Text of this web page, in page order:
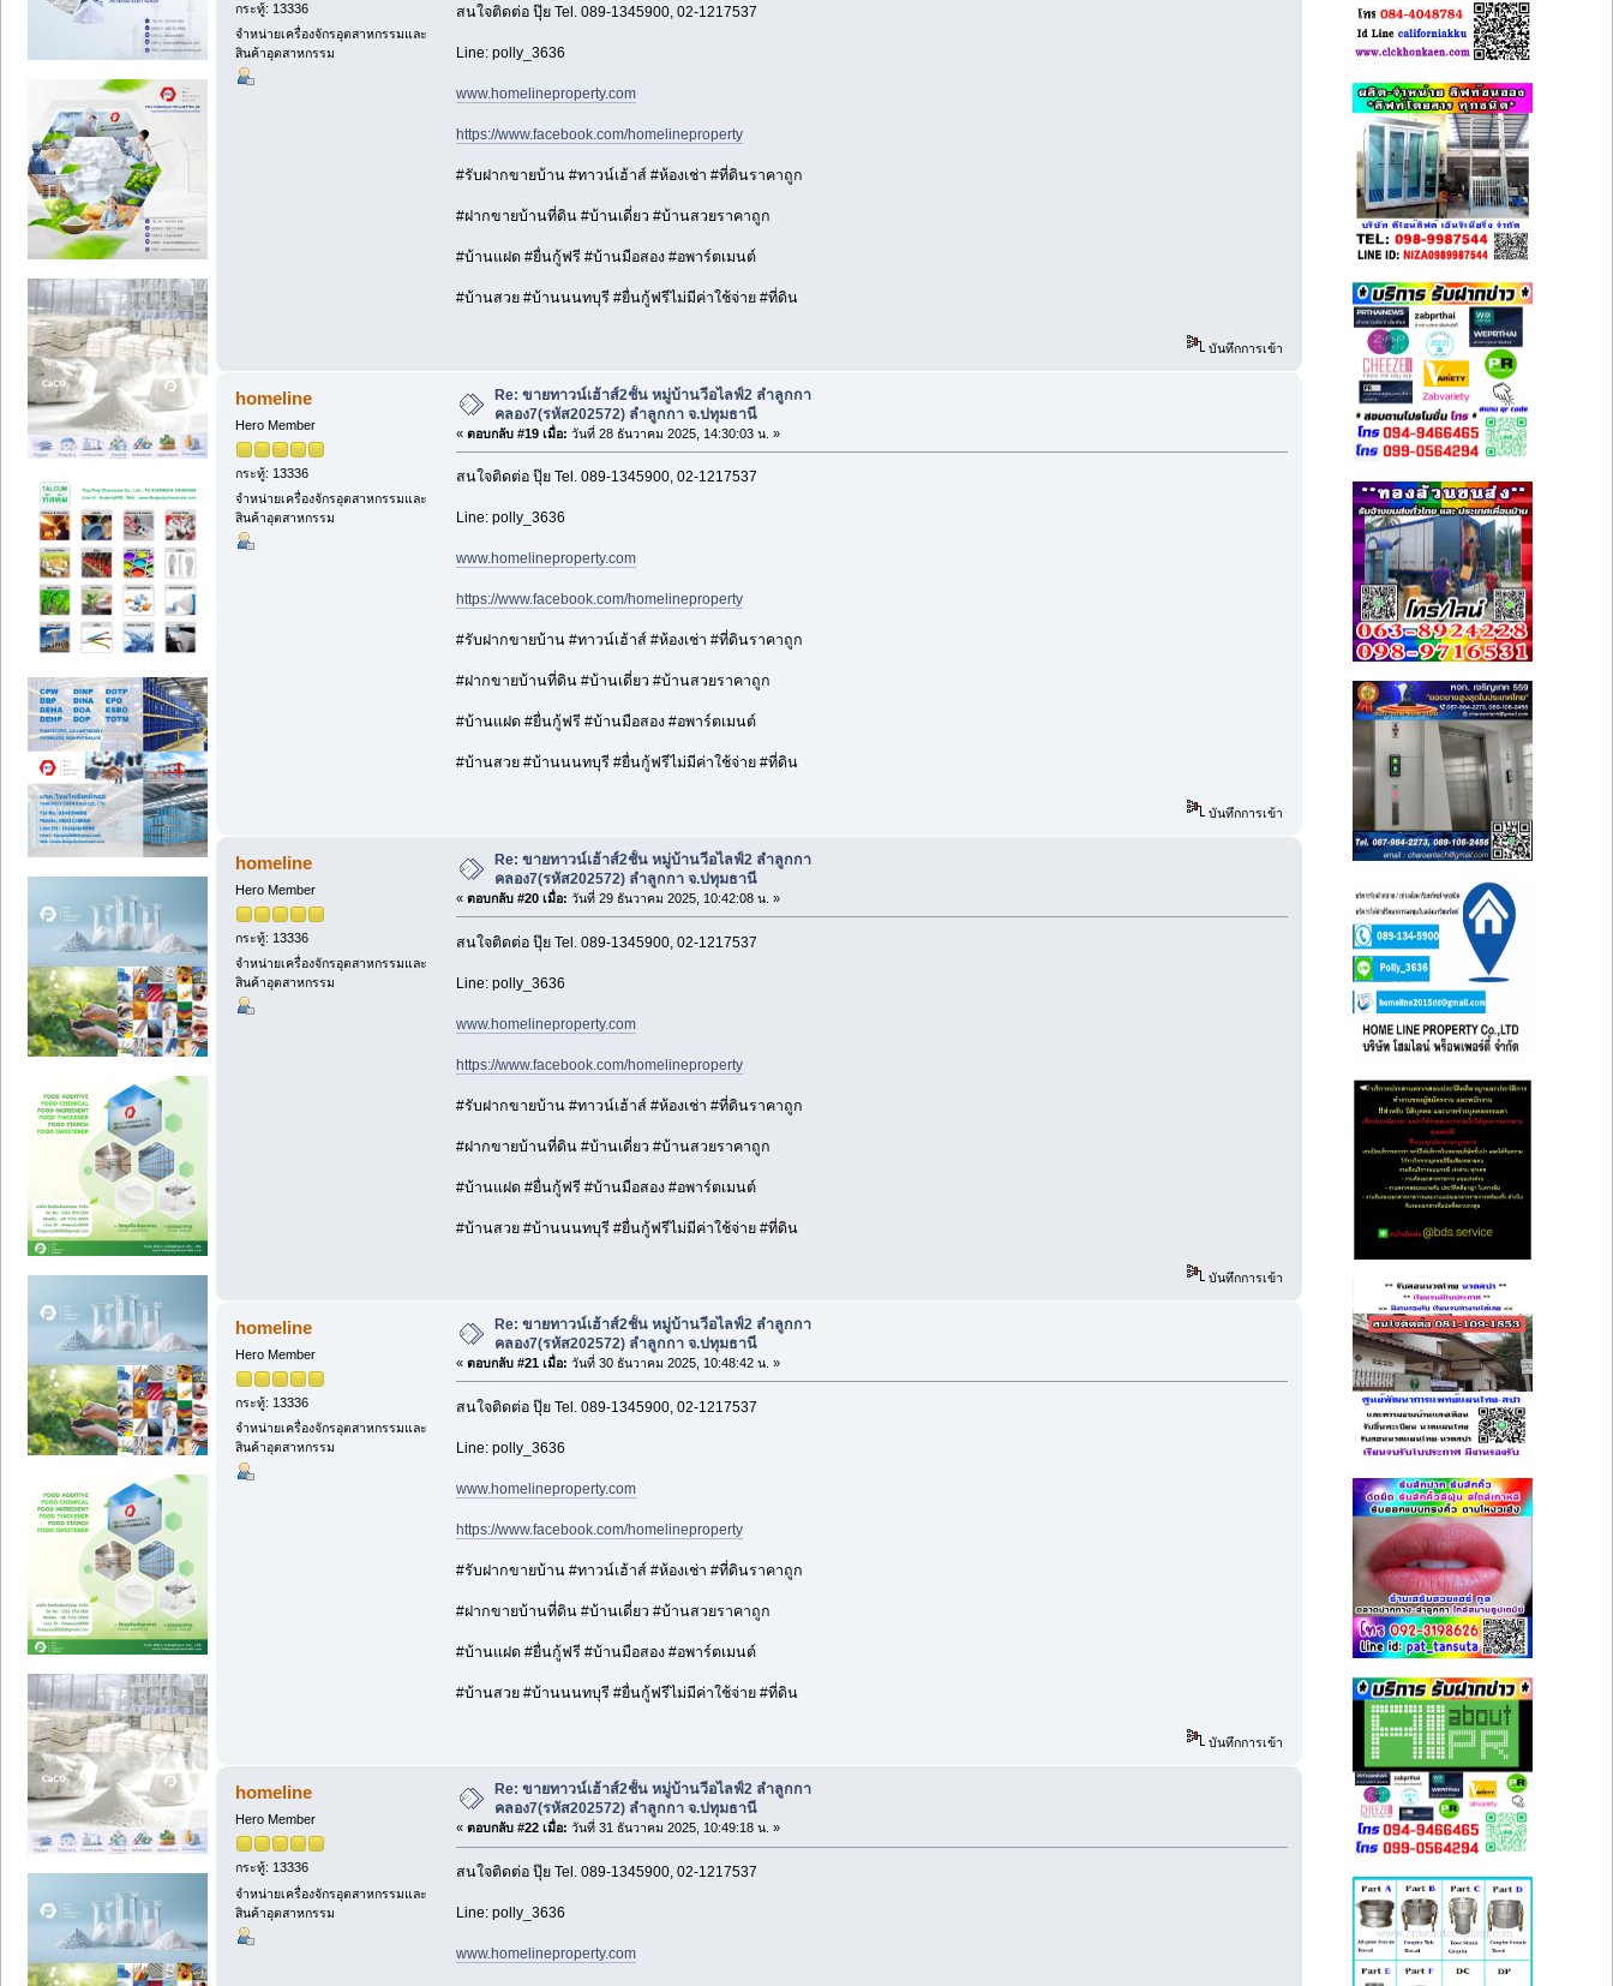
กระทู้: 13336
จำหน่ายเครื่องจักรอุตสาหกรรมและ
สินค้าอุตสาหกรรม
สนใจติดต่อ ปุ๊ย Tel. 089-1345900, 02-1217537
Line: polly_3636
www.homelineproperty.com
https://www.facebook.com/homelineproperty
#รับฝากขายบ้าน #ทาวน์เฮ้าส์ #ห้องเช่า #ที่ดินราคาถูก
#ฝากขายบ้านที่ดิน #บ้านเดี่ยว #บ้านสวยราคาถูก
#บ้านแฝด #ยื่นกู้ฟรี #บ้านมือสอง #อพาร์ตเมนต์
#บ้านสวย #บ้านนนทบุรี #ยื่นกู้ฟรีไม่มีค่าใช้จ่าย #ที่ดิน
บันทึกการเข้า
homeline
Hero Member
กระทู้: 13336
จำหน่ายเครื่องจักรอุตสาหกรรมและ
สินค้าอุตสาหกรรม
Re: ขายทาวน์เฮ้าส์2ชั้น หมู่บ้านวีอไลฟ์2 ลำลูกกา
คลอง7(รหัส202572) ลำลูกกา จ.ปทุมธานี
« ตอบกลับ #19 เมื่อ: วันที่ 28 ธันวาคม 2025, 14:30:03 น. »
สนใจติดต่อ ปุ๊ย Tel. 089-1345900, 02-1217537
Line: polly_3636
www.homelineproperty.com
https://www.facebook.com/homelineproperty
#รับฝากขายบ้าน #ทาวน์เฮ้าส์ #ห้องเช่า #ที่ดินราคาถูก
#ฝากขายบ้านที่ดิน #บ้านเดี่ยว #บ้านสวยราคาถูก
#บ้านแฝด #ยื่นกู้ฟรี #บ้านมือสอง #อพาร์ตเมนต์
#บ้านสวย #บ้านนนทบุรี #ยื่นกู้ฟรีไม่มีค่าใช้จ่าย #ที่ดิน
บันทึกการเข้า
homeline
Hero Member
กระทู้: 13336
จำหน่ายเครื่องจักรอุตสาหกรรมและ
สินค้าอุตสาหกรรม
Re: ขายทาวน์เฮ้าส์2ชั้น หมู่บ้านวีอไลฟ์2 ลำลูกกา
คลอง7(รหัส202572) ลำลูกกา จ.ปทุมธานี
« ตอบกลับ #20 เมื่อ: วันที่ 29 ธันวาคม 2025, 10:42:08 น. »
สนใจติดต่อ ปุ๊ย Tel. 089-1345900, 02-1217537
Line: polly_3636
www.homelineproperty.com
https://www.facebook.com/homelineproperty
#รับฝากขายบ้าน #ทาวน์เฮ้าส์ #ห้องเช่า #ที่ดินราคาถูก
#ฝากขายบ้านที่ดิน #บ้านเดี่ยว #บ้านสวยราคาถูก
#บ้านแฝด #ยื่นกู้ฟรี #บ้านมือสอง #อพาร์ตเมนต์
#บ้านสวย #บ้านนนทบุรี #ยื่นกู้ฟรีไม่มีค่าใช้จ่าย #ที่ดิน
บันทึกการเข้า
homeline
Hero Member
กระทู้: 13336
จำหน่ายเครื่องจักรอุตสาหกรรมและ
สินค้าอุตสาหกรรม
Re: ขายทาวน์เฮ้าส์2ชั้น หมู่บ้านวีอไลฟ์2 ลำลูกกา
คลอง7(รหัส202572) ลำลูกกา จ.ปทุมธานี
« ตอบกลับ #21 เมื่อ: วันที่ 30 ธันวาคม 2025, 10:48:42 น. »
สนใจติดต่อ ปุ๊ย Tel. 089-1345900, 02-1217537
Line: polly_3636
www.homelineproperty.com
https://www.facebook.com/homelineproperty
#รับฝากขายบ้าน #ทาวน์เฮ้าส์ #ห้องเช่า #ที่ดินราคาถูก
#ฝากขายบ้านที่ดิน #บ้านเดี่ยว #บ้านสวยราคาถูก
#บ้านแฝด #ยื่นกู้ฟรี #บ้านมือสอง #อพาร์ตเมนต์
#บ้านสวย #บ้านนนทบุรี #ยื่นกู้ฟรีไม่มีค่าใช้จ่าย #ที่ดิน
บันทึกการเข้า
homeline
Hero Member
กระทู้: 13336
จำหน่ายเครื่องจักรอุตสาหกรรมและ
สินค้าอุตสาหกรรม
Re: ขายทาวน์เฮ้าส์2ชั้น หมู่บ้านวีอไลฟ์2 ลำลูกกา
คลอง7(รหัส202572) ลำลูกกา จ.ปทุมธานี
« ตอบกลับ #22 เมื่อ: วันที่ 31 ธันวาคม 2025, 10:49:18 น. »
สนใจติดต่อ ปุ๊ย Tel. 089-1345900, 02-1217537
Line: polly_3636
www.homelineproperty.com